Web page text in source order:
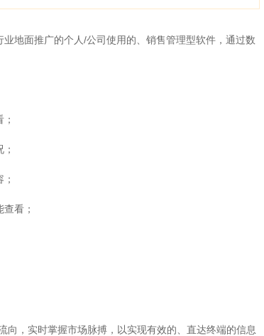
地面推广的个人/公司使用的、销售管理型软件，通过数
看；
，实时掌握市场脉搏，以实现有效的、直达终端的信息